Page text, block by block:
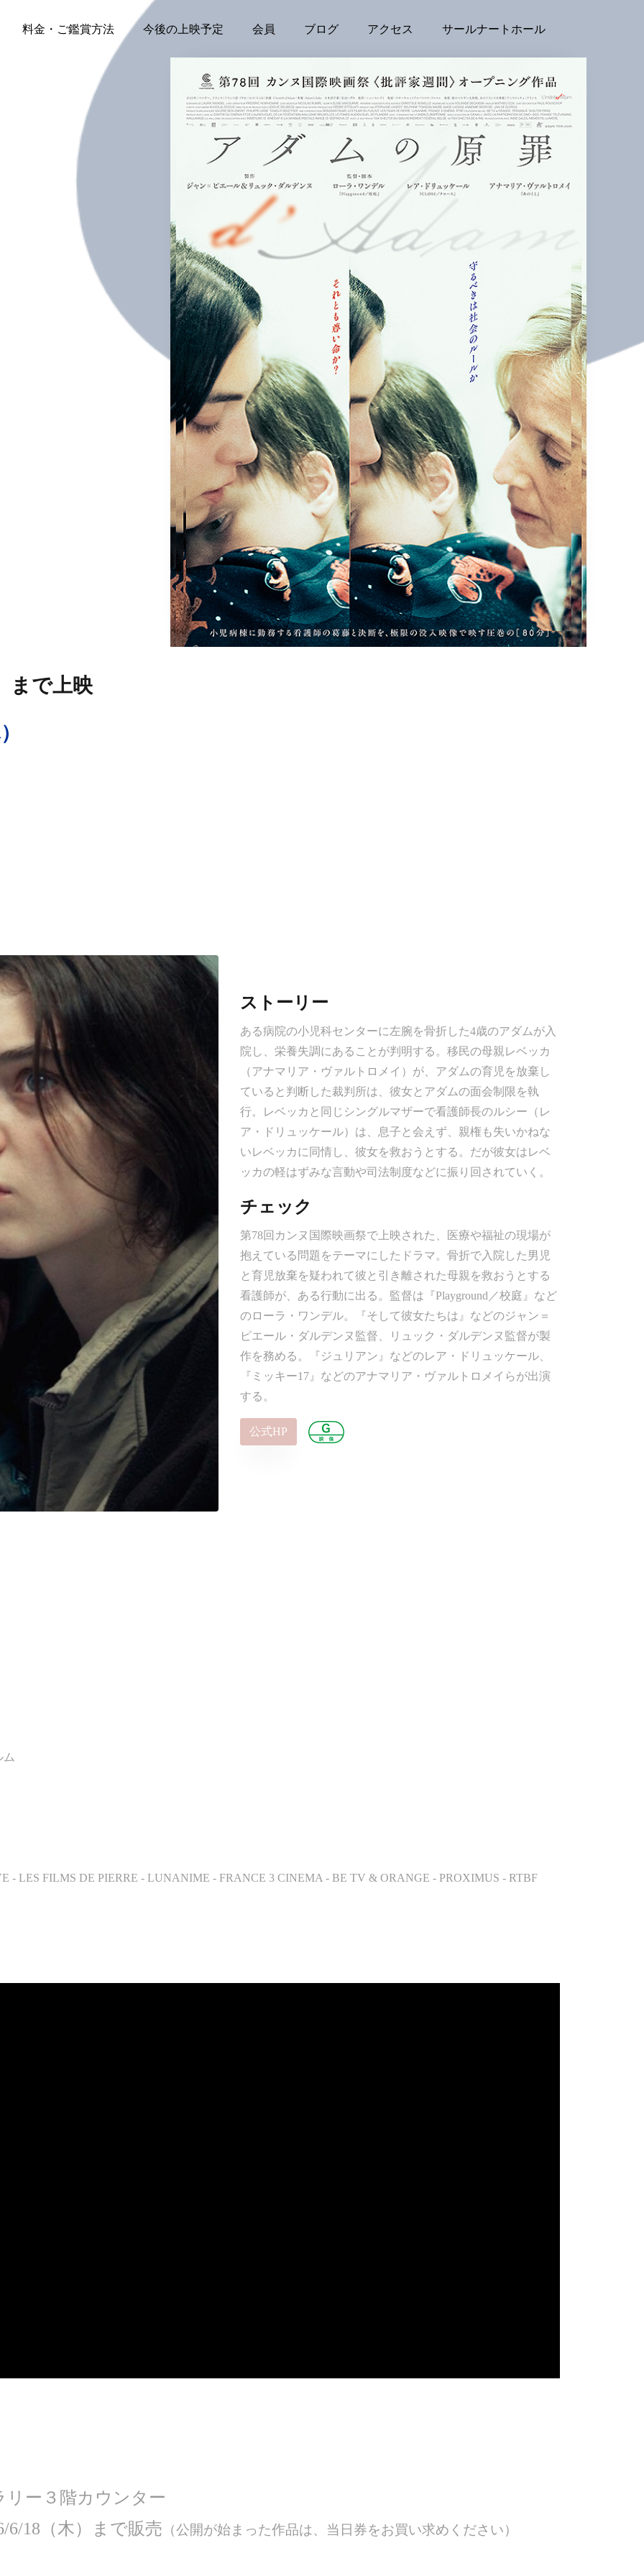
料金・ご鑑賞方法 今後の上映予定 会員 ブログ アクセス サールナートホール
まで上映
ストーリー
ある病院の小児科センターに左腕を骨折した4歳のアダムが入
院し、栄養失調にあることが判明する。移民の母親レベッカ
（アナマリア・ヴァルトロメイ）が、アダムの育児を放棄し
ていると判断した裁判所は、彼女とアダムの面会制限を執
行。レベッカと同じシングルマザーで看護師長のルシー（レ
ア・ドリュッケール）は、息子と会えず、親権も失いかねな
いレベッカに同情し、彼女を救おうとする。だが彼女はレベ
ッカの軽はずみな言動や司法制度などに振り回されていく。
チェック
第78回カンヌ国際映画祭で上映された、医療や福祉の現場が
抱えている問題をテーマにしたドラマ。骨折で入院した男児
と育児放棄を疑われて彼と引き離された母親を救おうとする
看護師が、ある行動に出る。監督は『Playground／校庭』など
のローラ・ワンデル。『そして彼女たちは』などのジャン＝
ピエール・ダルデンヌ監督、リュック・ダルデンヌ監督が製
作を務める。『ジュリアン』などのレア・ドリュッケール、
『ミッキー17』などのアナマリア・ヴァルトロメイらが出演
する。
公式HP
- LES FILMS DE PIERRE - LUNANIME - FRANCE 3 CINEMA - BE TV & ORANGE - PROXIMUS - RTBF
ー３階カウンター
18（木）まで販売 （公開が始まった作品は、当日券をお買い求めください）